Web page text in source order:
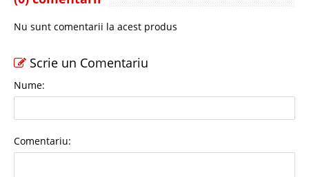
Nu sunt comentarii la acest produs
Scrie un Comentariu
Nume:
Comentariu: